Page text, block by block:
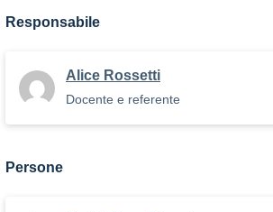
Responsabile
Alice Rossetti
Docente e referente
Persone